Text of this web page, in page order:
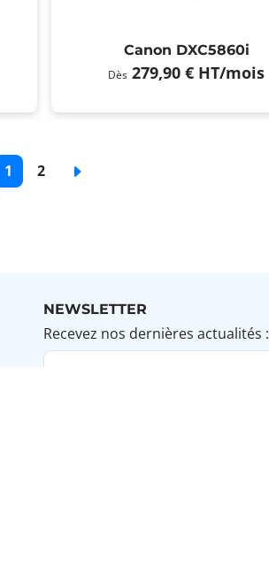
Canon DXC5860i
Dès 279,90 € HT/mois
Page
courante
1
Page
2
Page
NEWSLETTER
Recevez nos dernières actualités :